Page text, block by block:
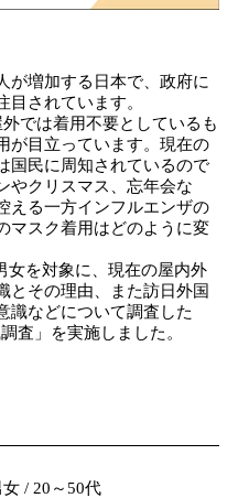
増加する日本で、政府に
目されています。
では着用不要としているも
が目立っています。現在の
国民に周知されているので
やクリスマス、忘年会な
える一方インフルエンザの
マスク着用はどのように変
を対象に、現在の屋内外
とその理由、また訪日外国
識などについて調査した
査」を実施しました。
/ 20～50代